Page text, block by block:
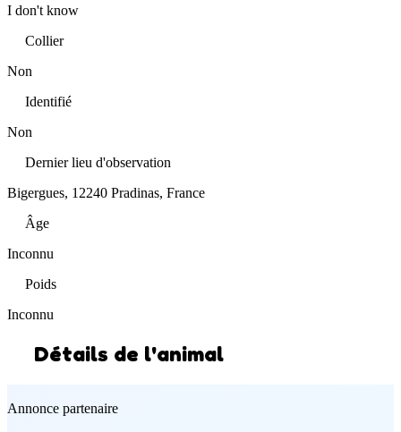
I don't know
Collier
Non
Identifié
Non
Dernier lieu d'observation
Bigergues, 12240 Pradinas, France
Âge
Inconnu
Poids
Inconnu
Détails de l'animal
Annonce partenaire